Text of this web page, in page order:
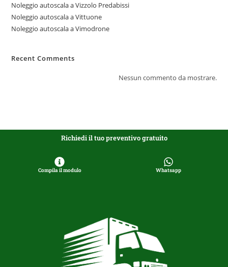
Noleggio autoscala a Vizzolo Predabissi
Noleggio autoscala a Vittuone
Noleggio autoscala a Vimodrone
Recent Comments
Nessun commento da mostrare.
Richiedi il tuo preventivo gratuito
Compila il modulo Whatsapp